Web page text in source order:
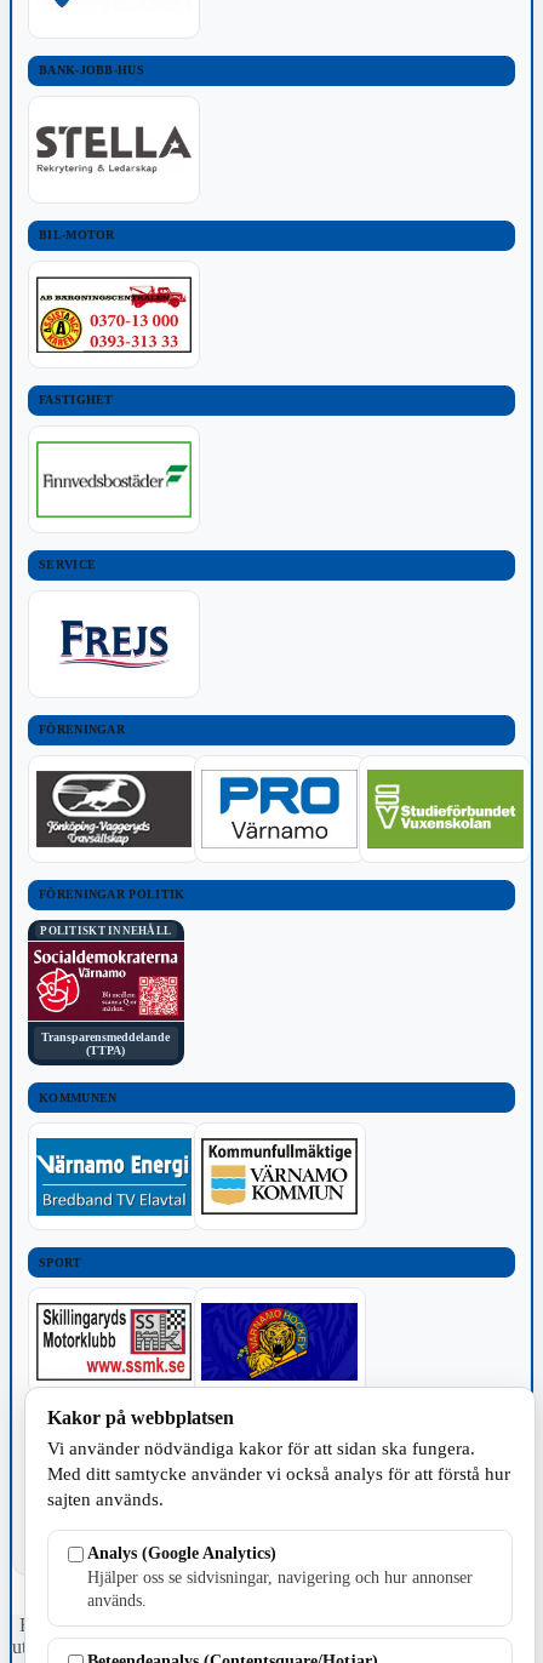
BANK-JOBB-HUS
BIL-MOTOR
FASTIGHET
SERVICE
FÖRENINGAR
FÖRENINGAR POLITIK
POLITISKT INNEHÅLL
Transparensmeddelande
(TTPA)
KOMMUNEN
SPORT
TILLVERKNING
Fristående webbtidningsföretag grundat 1991 som sedan 2002 ger
ut tidningen Skillingaryd.nu och 2010 lanserades Värnamo.nu. Från
Kakor på webbplatsen
Vi använder nödvändiga kakor för att sidan ska fungera.
Med ditt samtycke använder vi också analys för att förstå hur
sajten används.
Analys (Google Analytics)
Hjälper oss se sidvisningar, navigering och hur annonser
används.